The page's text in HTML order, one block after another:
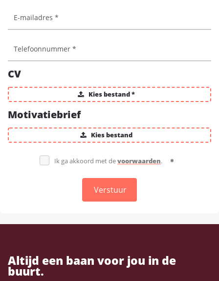
CV
Kies bestand *
Motivatiebrief
Kies bestand
Ik ga akkoord met devoorwaarden.
Verstuur
Altijd een baan voor jou in de
buurt.